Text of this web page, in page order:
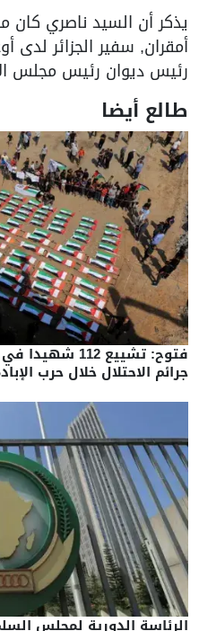
يذكر أن السيد ناصري كان
أمقران, سفير الجزائر لدى
رئيس ديوان رئيس مجلس
طالع أيضا
فتوح: تشييع
جرائم الاحتلال خلال حرب
الرئاسة الدورية لمجلس